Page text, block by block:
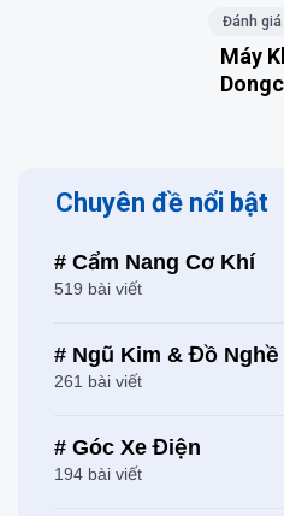
Đánh giá
Máy
Chuyên đề nổi bật
# Cẩm Nang Cơ Khí
519 bài viết
# Ngũ Kim & Đồ Nghề
261 bài viết
# Góc Xe Điện
194 bài viết